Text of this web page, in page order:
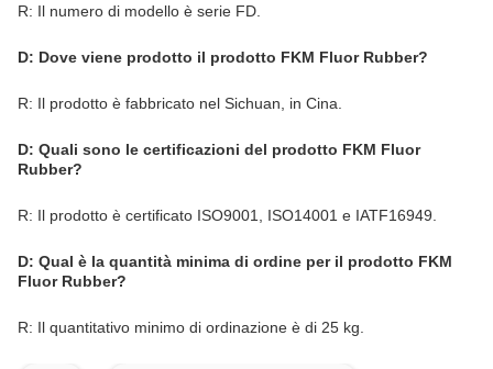
R: Il numero di modello è serie FD.
D: Dove viene prodotto il prodotto FKM Fluor Rubber?
R: Il prodotto è fabbricato nel Sichuan, in Cina.
D: Quali sono le certificazioni del prodotto FKM Fluor
Rubber?
R: Il prodotto è certificato ISO9001, ISO14001 e IATF16949.
D: Qual è la quantità minima di ordine per il prodotto FKM
Fluor Rubber?
R: Il quantitativo minimo di ordinazione è di 25 kg.